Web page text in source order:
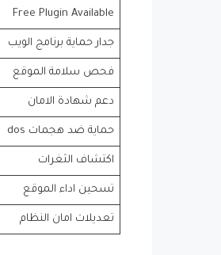
Free Plugin Available
جدار حماية برنامج الويب
فحص سلامة الموقع
دعم شهادة الامان
حماية ضد هجمات dos
اكتشاف الثغرات
تسحين اداء الموقع
تعديلات امان النظام